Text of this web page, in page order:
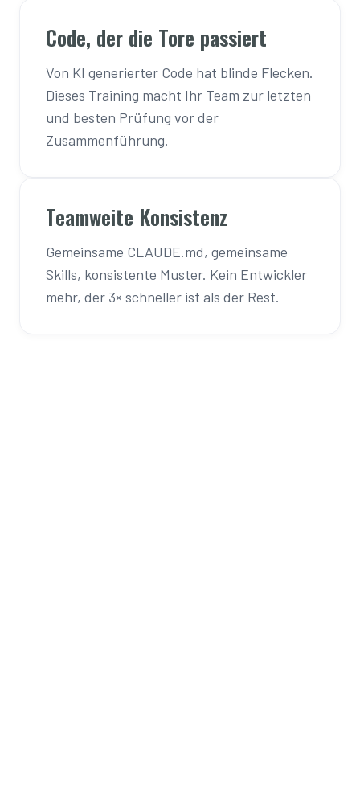
Code, der die Tore passiert
Von KI generierter Code hat blinde Flecken.
Dieses Training macht Ihr Team zur letzten
und besten Prüfung vor der
Zusammenführung.
Teamweite Konsistenz
Gemeinsame CLAUDE.md, gemeinsame
Skills, konsistente Muster. Kein Entwickler
mehr, der 3× schneller ist als der Rest.